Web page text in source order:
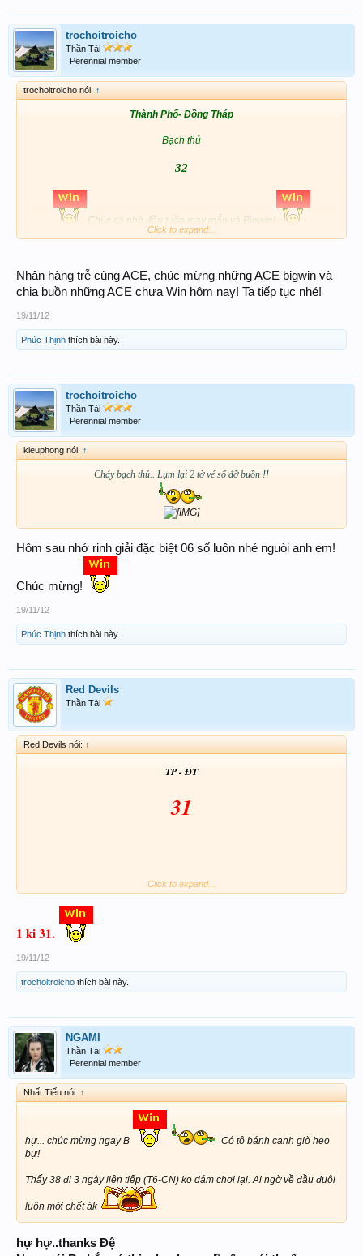
trochoitroicho
Thần Tài
Perennial member
trochoitroicho nói: ↑
Thành Phố- Đồng Tháp
Bạch thủ
32
Chúc cả nhà đầu tuần may mắn và Bigwin!
Click to expand...
Nhận hàng trễ cùng ACE, chúc mừng những ACE bigwin và
chia buồn những ACE chưa Win hôm nay! Ta tiếp tục nhé!
19/11/12
Phúc Thịnh thích bài này.
trochoitroicho
Thần Tài
Perennial member
kieuphong nói: ↑
Cháy bạch thủ.. Lụm lại 2 tờ vé số đỡ buồn !!
Hôm sau nhớ rinh giải đặc biệt 06 số luôn nhé nguòi anh em!
Chúc mừng!
19/11/12
Phúc Thịnh thích bài này.
Red Devils
Thần Tài
Red Devils nói: ↑
TP-ĐT
31
Click to expand...
1 ki 31.
19/11/12
trochoitroicho thích bài này.
NGAMI
Thần Tài
Perennial member
Nhất Tiếu nói: ↑
hự... chúc mừng ngay B
Có tô bánh canh giò heo
bự!
Thấy 38 đi 3 ngày liên tiếp (T6-CN) ko dám chơi lại. Ai ngờ về đầu đuôi
luôn mới chết ák
hự hự..thanks Đệ